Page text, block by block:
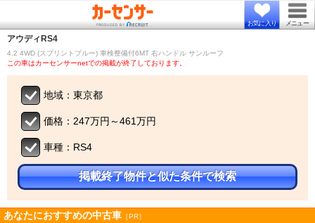
お気に入り メニュー
アウディ RS4
4.2 4WD (スプリントブルー) 車検整備付6MT 右ハンドル サンルーフ
この車はカーセンサーnetでの掲載が終了しております。
地域：東京都
価格：247万円～461万円
車種：RS4
掲載終了物件と似た条件で検索
あなたにおすすめの中古車 ［PR］